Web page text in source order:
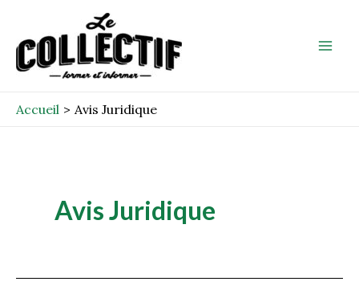
contenu
Accueil Avis Juridique
Avis Juridique